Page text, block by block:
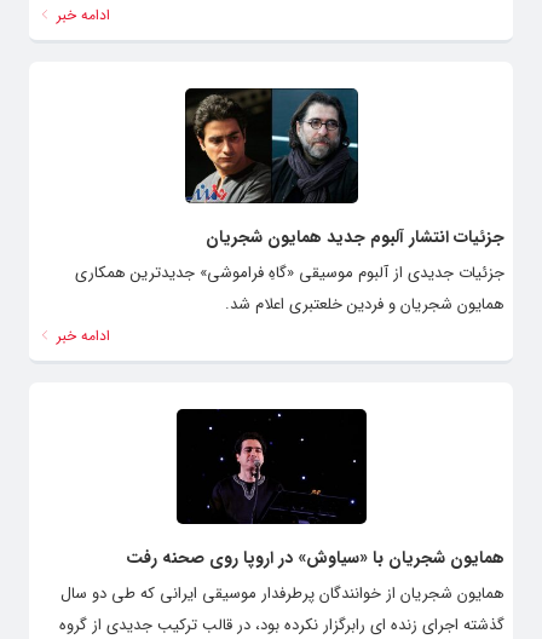
ادامه خبر
جزئیات انتشار آلبوم جدید همایون شجریان
جزئیات جدیدی از آلبوم موسیقی «گاهِ فراموشی» جدیدترین همکاری
همایون شجریان و فردین خلعتبری اعلام شد.
ادامه خبر
همایون شجریان با «سیاوش» در اروپا روی صحنه رفت
همایون شجریان از خوانندگان پرطرفدار موسیقی ایرانی که طی دو سال
گذشته اجرای زنده ای رابرگزار نکرده بود، در قالب ترکیب جدیدی از گروه